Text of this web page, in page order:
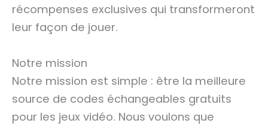
récompenses exclusives qui transformeront
leur façon de jouer.
Notre mission
Notre mission est simple : être la meilleure
source de codes échangeables gratuits
pour les jeux vidéo. Nous voulons que